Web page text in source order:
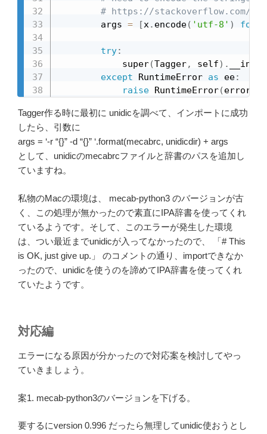
# https://stackoverflow.com/
        args
= [x. encode( 'utf-8' ) for
try:
            super
(Tagger, self) .
except RuntimeError as ee:
raise RuntimeError(
Tagger作る時に最初に unidicを調べて、インポートに成功
したら、引数に
args = ‘-r “{}” -d “{}” ‘.format(mecabrc, unidicdir) + args
として、unidicのmecabrcファイルと辞書のパスを追加し
ていますね。
私物のMacの環境は、 mecab-python3 のバージョンが古
く、この処理が無かったので素直にIPA辞書を使ってくれ
ているようです。そして、このエラーが発生した環境
は、つい最近までunidicが入ってなかったので、 「# This
is OK, just give up.」 のコメントの通り、importできなか
ったので、unidicを使うのを諦めてIPA辞書を使ってくれ
ていたようです。
対応編
エラーになる原因が分かったので対応案を検討してやっ
ていきましょう。
案1. mecab-python3のバージョンを下げる。
要するにversion 0.996 だったら無理してunidic使おうとし